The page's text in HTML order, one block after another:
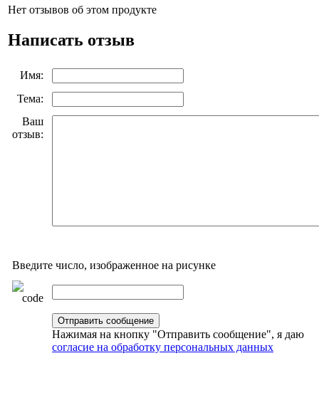
Нет отзывов об этом продукте
Написать отзыв
Имя:
Тема:
Ваш
отзыв:
Введите число, изображенное на рисунке
Нажимая на кнопку "Отправить сообщение", я даю
согласие на обработку персональных данных